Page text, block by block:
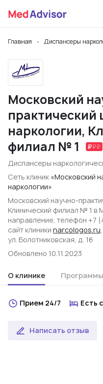
Главная Диспансеры
Московский
практический
наркологии,
филиал № 1
Диспансеры
Сеть клиник «Московский
наркологии»
Московский научно-
Клинический филиал № 1 в
направление, телефон +7
сайт клиники narcologos.ru
ул. Болотниковская, д. 16
Обновлено 10.11.2023
О клинике Программы
Прием 24/7 Есть
Написать отзыв